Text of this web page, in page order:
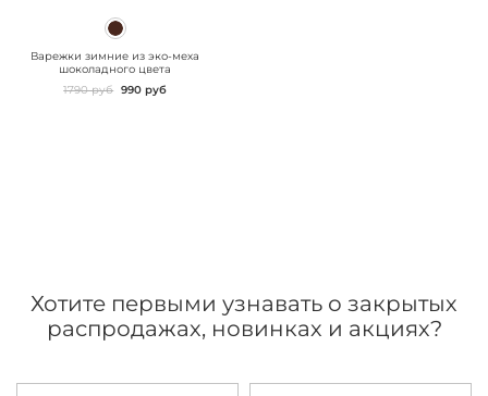
" class="js-prevent-
Варежки зимние из эко-меха
шоколадного цвета
1790 руб 990 руб
Хотите первыми узнавать о закрытых
распродажах, новинках и акциях?